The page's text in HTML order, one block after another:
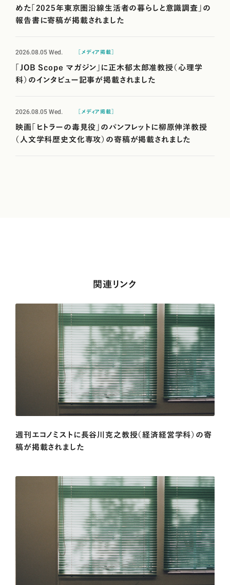
めた「2025年東京圏沿線生活者の暮らしと意識調査」の
報告書に寄稿が掲載されました
2026.08.05Wed. ［メディア掲載］
「JOB Scope マガジン」に正木郁太郎准教授（心理学
科）のインタビュー記事が掲載されました
2026.08.05Wed. ［メディア掲載］
映画「ヒトラーの毒見役」のパンフレットに柳原伸洋教授
（人文学科歴史文化専攻）の寄稿が掲載されました
関連リンク
週刊エコノミストに長谷川克之教授（経済経営学科）の寄
稿が掲載されました